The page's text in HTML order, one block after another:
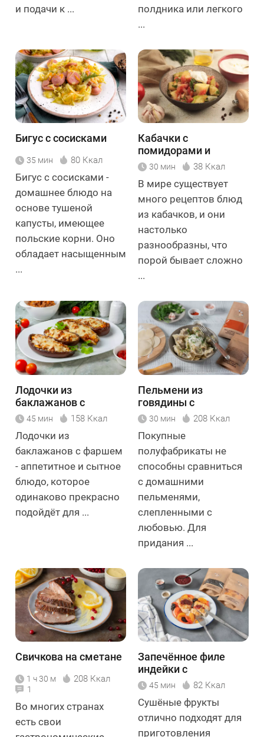
и подачи к ...
полдника или легкого
...
Бигус с сосисками
35 мин 80 Ккал
Бигус с сосисками -
домашнее блюдо на
основе тушеной
капусты, имеющее
польские корни. Оно
обладает насыщенным
...
Кабачки с
помидорами и
чесноком
30 мин 38 Ккал
В мире существует
много рецептов блюд
из кабачков, и они
настолько
разнообразны, что
порой бывает сложно
...
Лодочки из
баклажанов с
фаршем
45 мин 158 Ккал
Лодочки из
баклажанов с фаршем
- аппетитное и сытное
блюдо, которое
одинаково прекрасно
подойдёт для ...
Пельмени из
говядины с
черносливом
30 мин 208 Ккал
Покупные
полуфабрикаты не
способны сравниться
с домашними
пельменями,
слепленными с
любовью. Для
придания ...
Свичкова на сметане
1 ч 30 м 208 Ккал
1
Во многих странах
есть свои
Запечённое филе
индейки с
сухофруктами
45 мин 82 Ккал
Сушёные фрукты
отлично подходят для
приготовления